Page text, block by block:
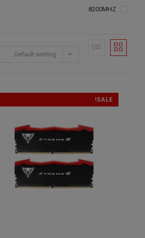
8200MHZ
Default sorting
SALE!